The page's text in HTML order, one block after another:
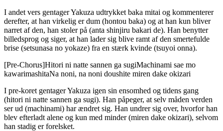
I andet vers gentager Yakuza udtrykket baka mitai og kommenterer
derefter, at han virkelig er dum (hontou baka) og at han kun bliver
narret af den, han stoler på (anta shinjiru bakari de). Han benytter
billedsprog og siger, at han lader sig blive ramt af den smertefulde
brise (setsunasa no yokaze) fra en stærk kvinde (tsuyoi onna).
[Pre-Chorus]Hitori ni natte sannen ga sugiMachinami sae mo
kawarimashitaNa noni, na noni doushite miren dake okizari
I pre-koret gentager Yakuza igen sin ensomhed og tidens gang
(hitori ni natte sannen ga sugi). Han påpeger, at selv måden verden
ser ud (machinami) har ændret sig. Han undrer sig over, hvorfor han
blev efterladt alene og kun med minder (miren dake okizari), selvom
han stadig er forelsket.